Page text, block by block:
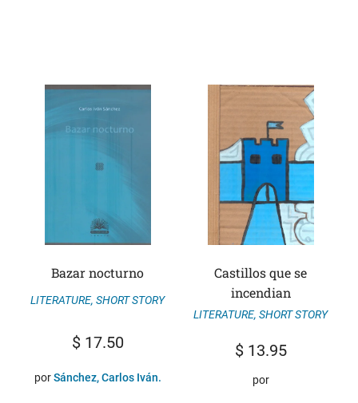
Bazar nocturno
LITERATURE, SHORT STORY
$17.50
porSánchez, Carlos Iván.
Castillos que se
incendian
LITERATURE, SHORT STORY
$13.95
por